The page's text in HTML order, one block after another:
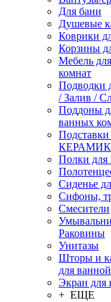
Для бани
Душевые
Коврики
Корзины
Мебель
комнат
Подводки
/ Залив /
Поддоны
ванных
Полки для
Сиденье
Сифоны,
Смесители
Раковины
Унитазы
Шторы и
для ванной
Экран для
+ ЕЩЕ